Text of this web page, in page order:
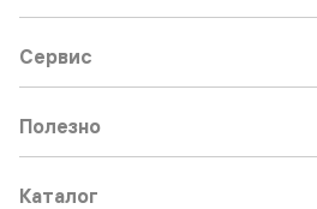
Сервис
Полезно
Каталог